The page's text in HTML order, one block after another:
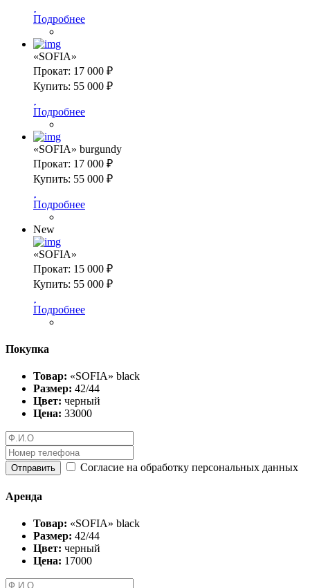
Подробнее
«SOFIA»
Прокат: 17 000 ₽
Купить: 55 000 ₽
Подробнее
«SOFIA» burgundy
Прокат: 17 000 ₽
Купить: 55 000 ₽
Подробнее
New
«SOFIA»
Прокат: 15 000 ₽
Купить: 55 000 ₽
Подробнее
Покупка
Товар: «SOFIA» black
Размер: 42/44
Цвет: черный
Цена: 33000
Отправить Согласие на обработку персональных данных
Аренда
Товар: «SOFIA» black
Размер: 42/44
Цвет: черный
Цена: 17000